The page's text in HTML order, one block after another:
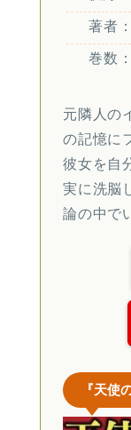
著者
巻数
元隣人の
の記憶に
彼女を自
実に洗脳
論の中で
『天使